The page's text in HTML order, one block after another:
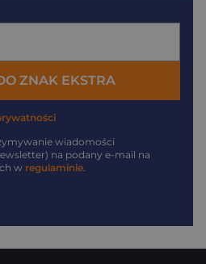
ZNAK EKSTRA
wiadomości
na podany e-mail na
w regulaminie